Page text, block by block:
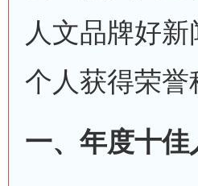
人文品牌好
个人获得荣
一、年度十佳